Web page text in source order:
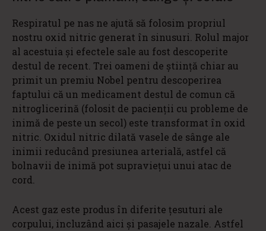
Respiratul pe nas ne ajută să folosim propriul
nostru oxid nitric generat în sinusuri. Rolul major
al acestuia şi efectele sale au fost descoperite
destul de recent. Trei oameni de ştiinţă chiar au
primit un premiu Nobel pentru descoperirea
faptului că un medicament destul de comun că
nitroglicerină (folosit de pacienţii cu probleme de
inimă de peste un secol) este transformat în oxid
nitric. Oxidul nitric dilată vasele de sânge ale
inimii reducând presiunea arterială, astfel că
bolnavii de inimă pot supravieţui unui atac de
cord.
Acest gaz este produs în diferite ţesuturi ale
corpului, incluzând aici şi pasajele nazale. Astfel